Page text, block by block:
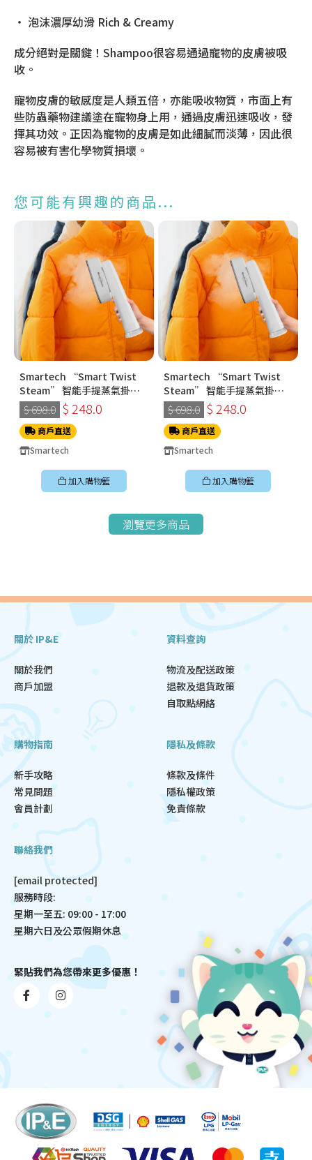
・ 泡沫濃厚幼滑 Rich & Creamy
成分絕對是關鍵！Shampoo很容易通過寵物的皮膚被吸
收。
寵物皮膚的敏感度是人類五倍，亦能吸收物質，市面上有
些防蟲藥物建議塗在寵物身上用，通過皮膚迅速吸收，發
揮其功效。正因為寵物的皮膚是如此細膩而淡薄，因此很
容易被有害化學物質損壞。
您可能有興趣的商品...
Smartech “Smart Twist
Steam” 智能手提蒸氣掛燙
機 (SS-8108)
$ 698.0 $ 248.0
商戶直送
Smartech
加入購物籃
Smartech “Smart Twist
Steam” 智能手提蒸氣掛燙
機 (SS-8108)
$ 698.0 $ 248.0
商戶直送
Smartech
加入購物籃
瀏覽更多商品
關於 IP&E
關於我們
商戶加盟
資料查詢
物流及配送政策
退款及退貨政策
自取點網絡
購物指南
新手攻略
常見問題
會員計劃
隱私及條款
條款及條件
隱私權政策
免責條款
聯絡我們
[email protected]
服務時段:
星期一至五: 09:00 - 17:00
星期六日及公眾假期休息
緊貼我們為您帶來更多優惠！